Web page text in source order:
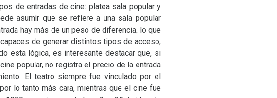
de entradas de cine: platea sala popular y
asumir que se refiere a una sala popular
hay más de un peso de diferencia, lo que
de generar distintos tipos de acceso,
esta lógica, es interesante destacar que, si
popular, no registra el precio de la entrada
El teatro siempre fue vinculado por el
lo tanto más cara, mientras que el cine fue